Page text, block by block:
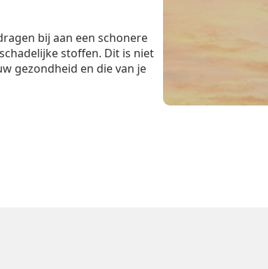
bij aan een schonere
stoffen. Dit is niet
gezondheid en die van je